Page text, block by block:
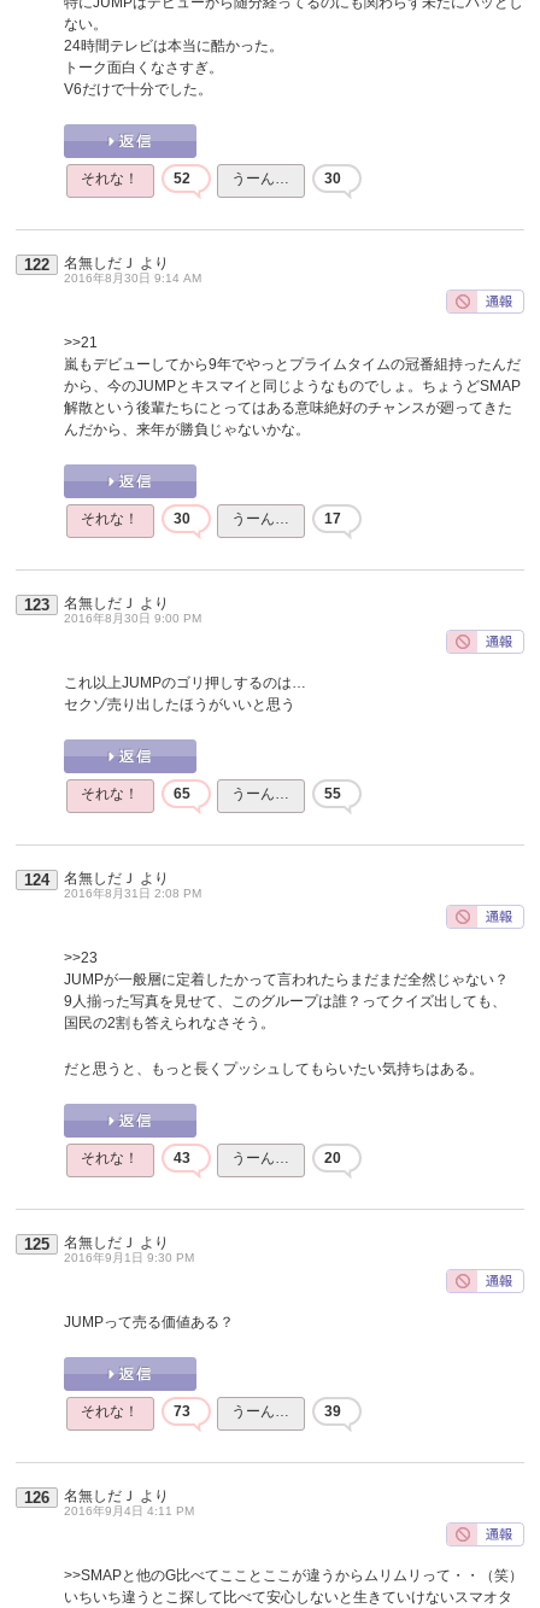
ない。
24時間テレビは本当に酷かった。
トーク面白くなさすぎ。
V6だけで十分でした。
それな！ 52 うーん… 30
122 名無しだＪ より
2016年8月30日 9:14 AM
>>21
嵐もデビューしてから9年でやっとプライムタイムの冠番組持ったんだ
から、今のJUMPとキスマイと同じようなものでしょ。ちょうどSMAP
解散という後輩たちにとってはある意味絶好のチャンスが廻ってきた
んだから、来年が勝負じゃないかな。
それな！ 30 うーん… 17
123 名無しだＪ より
2016年8月30日 9:00 PM
これ以上JUMPのゴリ押しするのは…
セクゾ売り出したほうがいいと思う
それな！ 65 うーん… 55
124 名無しだＪ より
2016年8月31日 2:08 PM
>>23
JUMPが一般層に定着したかって言われたらまだまだ全然じゃない？
9人揃った写真を見せて、このグループは誰？ってクイズ出しても、
国民の2割も答えられなさそう。
だと思うと、もっと長くプッシュしてもらいたい気持ちはある。
それな！ 43 うーん… 20
125 名無しだＪ より
2016年9月1日 9:30 PM
JUMPって売る価値ある？
それな！ 73 うーん… 39
126 名無しだＪ より
2016年9月4日 4:11 PM
>>SMAPと他のG比べてこことここが違うからムリムリって・・（笑）
いちいち違うとこ探して比べて安心しないと生きていけないスマオタ